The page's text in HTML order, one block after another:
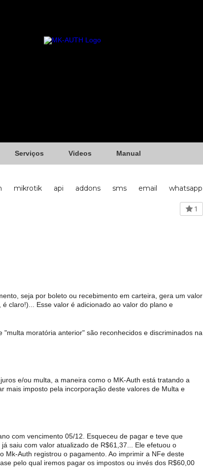
Serviços Videos Manual
mikrotik api addons sms email whatsapp
1
seja por boleto ou recebimento em carteira, gera um valor
claro!)... Esse valor é adicionado ao valor do plano e
moratória anterior" são reconhecidos e discriminados na
e/ou multa, a maneira como o MK-Auth está tratando a
mais imposto pela incorporação deste valores de Multa e
com vencimento 05/12. Esqueceu de pagar e teve que
saiu com valor atualizado de R$61,37... Ele efetuou o
Mk-Auth registrou o pagamento. Ao imprimir a NFe deste
pelo qual iremos pagar os impostos ou invés dos R$60,00